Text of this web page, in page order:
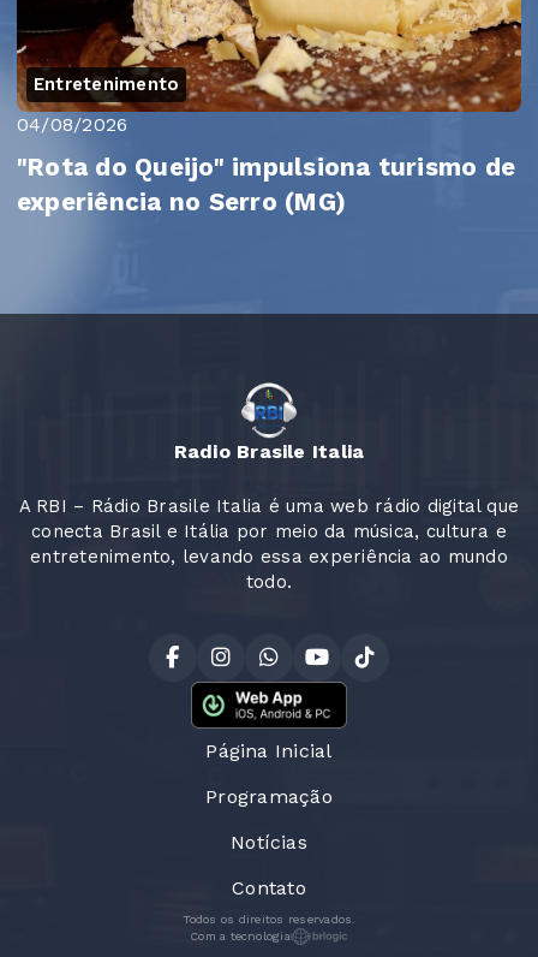
Entretenimento
04/08/2026
"Rota do Queijo" impulsiona turismo de
experiência no Serro (MG)
Radio Brasile Italia
A RBI – Rádio Brasile Italia é uma web rádio digital que
conecta Brasil e Itália por meio da música, cultura e
entretenimento, levando essa experiência ao mundo
todo.
Página Inicial
Programação
Notícias
Contato
Todos os direitos reservados.
Com a tecnologia